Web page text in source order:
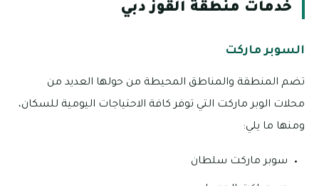
خدمات منطقة القوز دبي
السوبر ماركت
تضم المنطقة والمناطق المحيطة من حولها العديد من
محلات الوبر ماركت التي توفر كافة الاحتياجات اليومية للسكان،
ومنها ما يلي:
سوبر ماركت سلطان